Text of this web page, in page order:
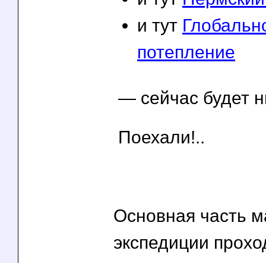
и тут
потепление
— сейчас будет
Поехали!..
Основная часть
экспедиции